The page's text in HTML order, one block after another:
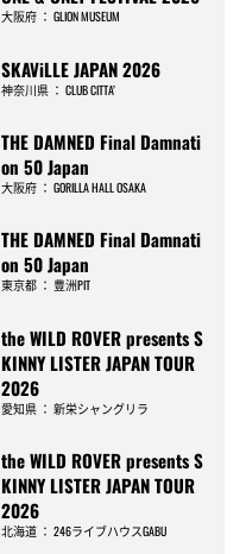
大阪府 ：GLION MUSEUM
SKAViLLE JAPAN 2026
神奈川県 ：CLUB CITTA’
THE DAMNED Final Damnati
on 50 Japan
大阪府 ：GORILLA HALL OSAKA
THE DAMNED Final Damnati
on 50 Japan
東京都 ：豊洲PIT
the WILD ROVER presents S
KINNY LISTER JAPAN TOUR
2026
愛知県 ：新栄シャングリラ
the WILD ROVER presents S
KINNY LISTER JAPAN TOUR
2026
北海道 ：246ライブハウスGABU